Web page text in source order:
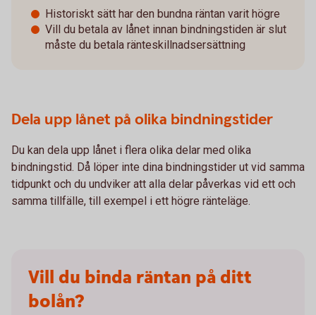
Historiskt sätt har den bundna räntan varit högre
Vill du betala av lånet innan bindningstiden är slut
måste du betala ränteskillnadsersättning
Dela upp lånet på olika bindningstider
Du kan dela upp lånet i flera olika delar med olika
bindningstid. Då löper inte dina bindningstider ut vid samma
tidpunkt och du undviker att alla delar påverkas vid ett och
samma tillfälle, till exempel i ett högre ränteläge.
Vill du binda räntan på ditt
bolån?